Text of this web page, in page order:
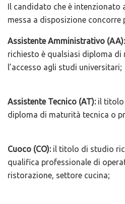
Il candidato che è intenzionato
messa a disposizione concorre
Assistente Amministrativo (AA):
richiesto è qualsiasi diploma di
l’accesso agli studi universitari;
Assistente Tecnico (AT):il titolo
diploma di maturità tecnica o
Cuoco (CO):il titolo di studio
qualifica professionale di
ristorazione, settore cucina;